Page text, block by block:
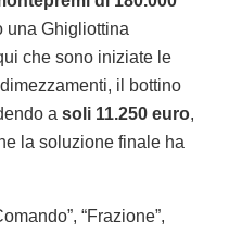
una Ghigliottina
che sono iniziate le
il bottino
a soli 11.250 euro,
la soluzione finale ha
“Frazione”,